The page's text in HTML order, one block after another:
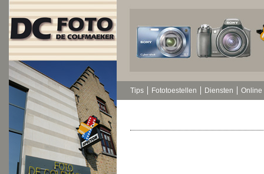
Tips Fototoestellen Diensten Online